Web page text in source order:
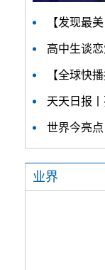
【发现最美 你评我论
高中生谈恋爱怎么
【全球快播报】CBOT豆油上涨，基准
天天日报丨孙
世界今亮点！云天
业界